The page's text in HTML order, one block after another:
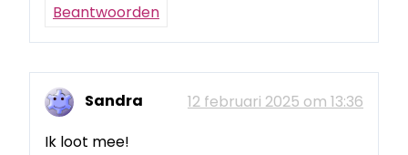
Beantwoorden
Sandra
12 februari 2025 om 13:36
Ik loot mee!